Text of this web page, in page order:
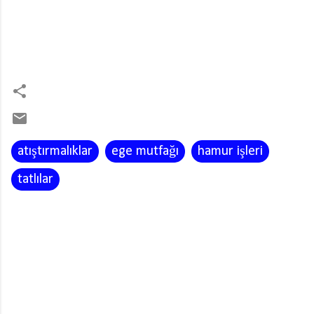
atıştırmalıklar ege mutfağı
hamur işleri
tatlılar